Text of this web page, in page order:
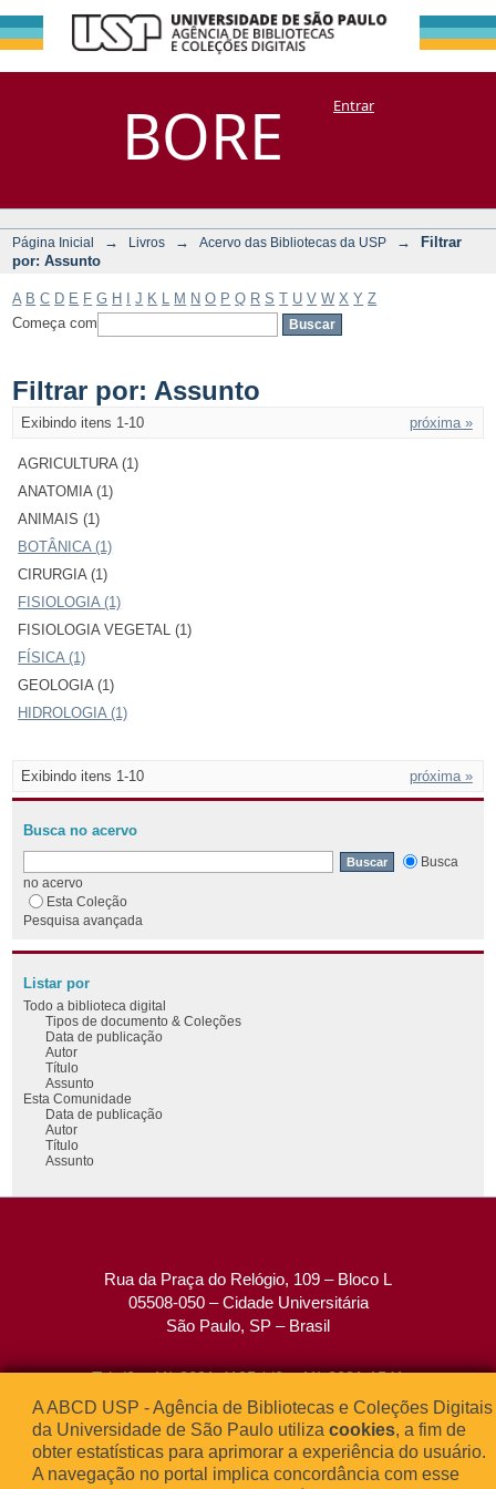
BORE
Filtrar por:
Assunto
DSpace/Manakin + CoriscoEntrar
Página Inicial → Livros → Acervo das Bibliotecas da USP →
Filtrar
por: Assunto
A B C D E F G H J K M N O P Q R S T U V W X Y Z
Começa com
Filtrar por: Assunto
Exibindo itens 1-10 próxima »
AGRICULTURA (1)
ANATOMIA (1)
ANIMAIS (1)
BOTÂNICA (1)
CIRURGIA (1)
FISIOLOGIA (1)
FISIOLOGIA VEGETAL (1)
FÍSICA (1)
GEOLOGIA (1)
HIDROLOGIA (1)
Exibindo itens 1-10 próxima »
Busca no acervo
Busca
no acervo
Esta Coleção
Pesquisa avançada
Listar por
Todo a biblioteca digital
Tipos de documento & Coleções
Data de publicação
Autor
Título
Assunto
Esta Comunidade
Data de publicação
Autor
Título
Assunto
Rua da Praça do Relógio, 109 – Bloco L
05508-050 – Cidade Universitária
São Paulo, SP – Brasil
Tel: (0xx11) 3091-4195 / (0xx11) 3091-1541
Fax: (0xx11) 3091-1567
E-mail:atendimento@abcd.usp.br
A ABCD USP - Agência de Bibliotecas e Coleções Digitais
da Universidade de São Paulo utiliza cookies, a fim de
obter estatísticas para aprimorar a experiência do usuário.
A navegação no portal implica concordância com esse